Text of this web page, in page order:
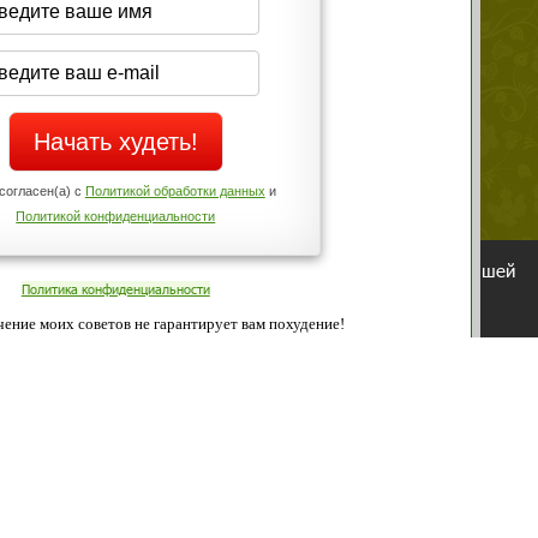
Нет
Телефоны службы поддержки
+7 (909) 421-77-27
cookies. Оставаясь с нами, вы соглашаетесь с нашей
Согласен